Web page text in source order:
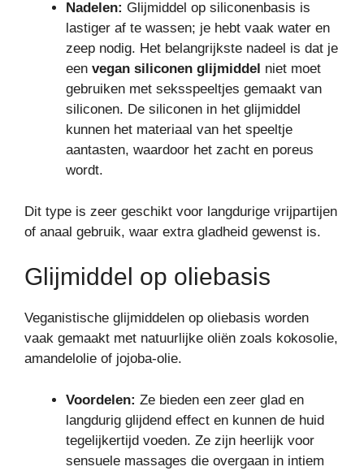
Nadelen: Glijmiddel op siliconenbasis is
lastiger af te wassen; je hebt vaak water en
zeep nodig. Het belangrijkste nadeel is dat je
een vegan siliconen glijmiddel niet moet
gebruiken met seksspeeltjes gemaakt van
siliconen. De siliconen in het glijmiddel
kunnen het materiaal van het speeltje
aantasten, waardoor het zacht en poreus
wordt.
Dit type is zeer geschikt voor langdurige vrijpartijen
of anaal gebruik, waar extra gladheid gewenst is.
Glijmiddel op oliebasis
Veganistische glijmiddelen op oliebasis worden
vaak gemaakt met natuurlijke oliën zoals kokosolie,
amandelolie of jojoba-olie.
Voordelen: Ze bieden een zeer glad en
langdurig glijdend effect en kunnen de huid
tegelijkertijd voeden. Ze zijn heerlijk voor
sensuele massages die overgaan in intiem